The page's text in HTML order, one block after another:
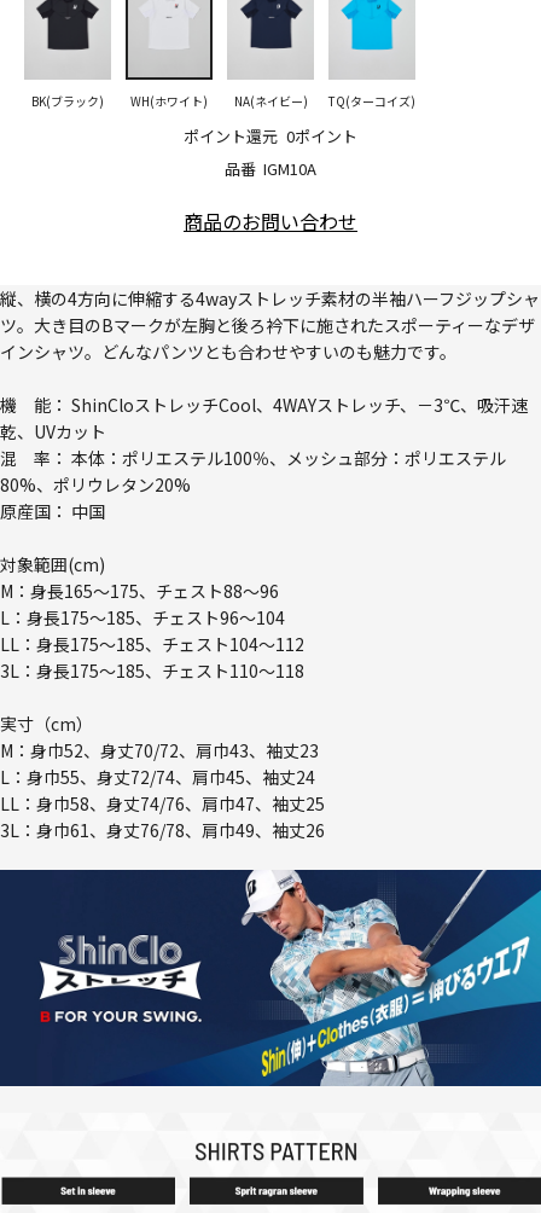
品番 IGM10A
ポイント還元 0ポイント
BK(ブラック) WH(ホワイト) NA(ネイビー) TQ(ターコイズ)
商品のお問い合わせ
縦、横の4方向に伸縮する4wayストレッチ素材の半袖ハーフジップシャ
ツ。大き目のBマークが左胸と後ろ衿下に施されたスポーティーなデザ
インシャツ。どんなパンツとも合わせやすいのも魅力です。
機 能： ShinCloストレッチCool、4WAYストレッチ、－3℃、吸汗速
乾、UVカット
混 率： 本体：ポリエステル100％、メッシュ部分：ポリエステル
80%、ポリウレタン20%
原産国： 中国
対象範囲(cm)
M：身長165～175、チェスト88～96
L：身長175～185、チェスト96～104
LL：身長175～185、チェスト104～112
3L：身長175～185、チェスト110～118
実寸（cm）
M：身巾52、身丈70/72、肩巾43、袖丈23
L：身巾55、身丈72/74、肩巾45、袖丈24
LL：身巾58、身丈74/76、肩巾47、袖丈25
3L：身巾61、身丈76/78、肩巾49、袖丈26